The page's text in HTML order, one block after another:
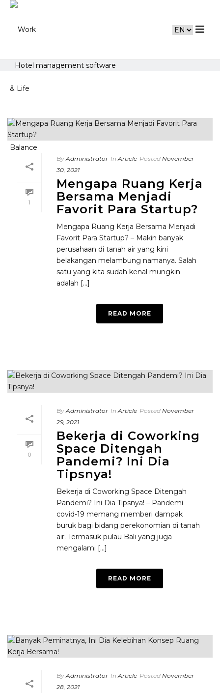
Hotel management software
1
By Administrator In Article Posted November
30, 2021
Mengapa Ruang Kerja
Bersama Menjadi
Favorit Para Startup?
Mengapa Ruang Kerja Bersama Menjadi
Favorit Para Startup? – Makin banyak
perusahaan di tanah air yang kini
belakangan melambung namanya. Salah
satu yang kita sudah kenal mungkin
adalah [...]
READ MORE
0
By Administrator In Article Posted November
29, 2021
Bekerja di Coworking
Space Ditengah
Pandemi? Ini Dia
Tipsnya!
Bekerja di Coworking Space Ditengah
Pandemi? Ini Dia Tipsnya! – Pandemi
covid-19 memang memberi dampak
buruk bagi bidang perekonomian di tanah
air. Termasuk pulau Bali yang juga
mengalami [...]
READ MORE
By Administrator In Article Posted November
28, 2021